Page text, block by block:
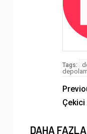
Tags:
Çekici
DAHA